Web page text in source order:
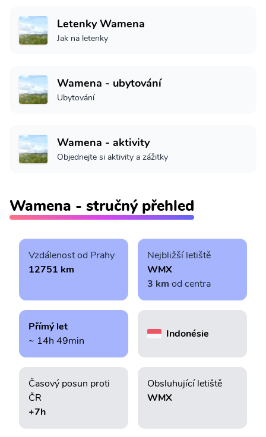
Letenky Wamena
Jak na letenky
Wamena - ubytování
Ubytování
Wamena - aktivity
Objednejte si aktivity a zážitky
Wamena - stručný přehled
Vzdálenost od Prahy
12751 km
Nejbližší letiště
WMX
3 km od centra
Přímý let
~ 14h 49min
Indonésie
Časový posun proti
ČR
+7h
Obsluhující letiště
WMX